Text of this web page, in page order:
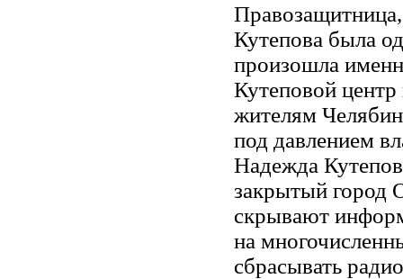
Кутепова была
произошла
Кутеповой
жителям
под давлением
Надежда
закрытый город
скрывают
на
сбрасывать